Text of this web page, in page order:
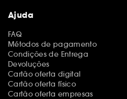
Ajuda
FAQ
Métodos de pagamento
Condições de Entrega
Devoluções
Cartão oferta digital
Cartão oferta físico
Cartão oferta empresas